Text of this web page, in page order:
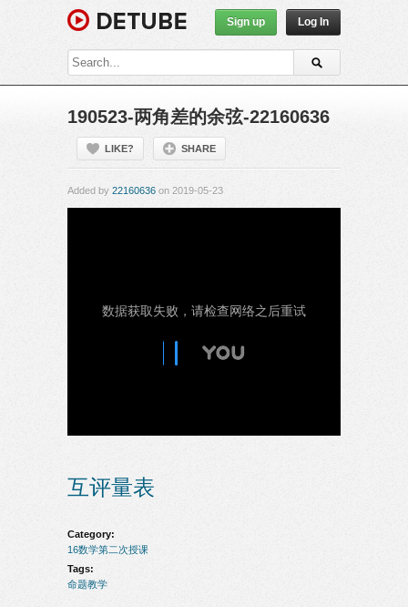
Sign up Log In
190523-两角差的余弦-22160636
LIKE? SHARE
Added by 22160636 on 2019-05-23
互评量表
Category:
16数学第二次授课
Tags:
命题教学